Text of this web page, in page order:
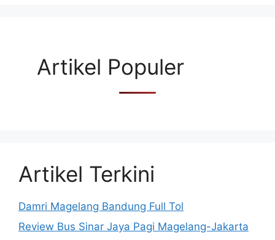
Artikel Populer
Artikel Terkini
Damri Magelang Bandung Full Tol
Review Bus Sinar Jaya Pagi Magelang-Jakarta